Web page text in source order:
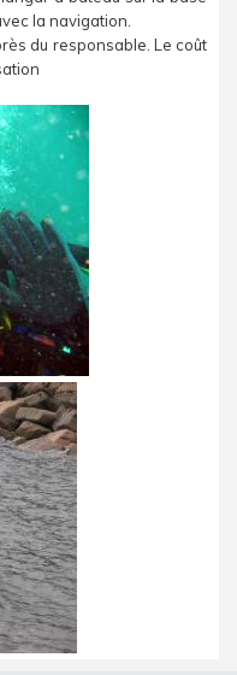
la navigation.
du responsable. Le coût